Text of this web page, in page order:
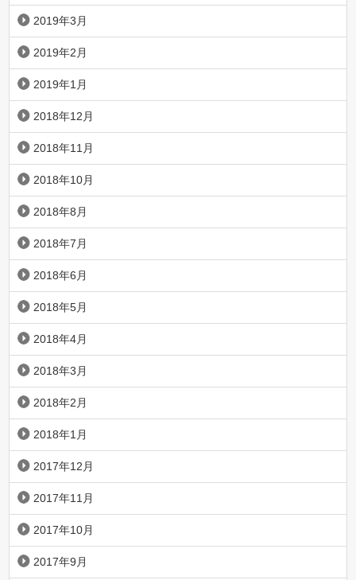
2019年3月
2019年2月
2019年1月
2018年12月
2018年11月
2018年10月
2018年8月
2018年7月
2018年6月
2018年5月
2018年4月
2018年3月
2018年2月
2018年1月
2017年12月
2017年11月
2017年10月
2017年9月